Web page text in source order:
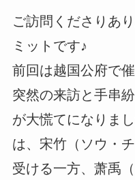
ご訪問くださりあ
ミットです♪
前回は越国公府で
突然の来訪と手串
が大慌てになりま
は、宋竹（ソウ・
受ける一方、萧禹